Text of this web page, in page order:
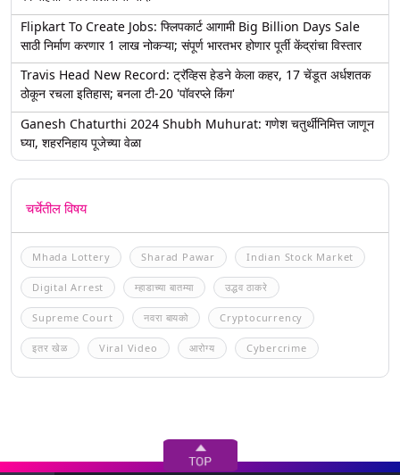
Flipkart To Create Jobs: फ्लिपकार्ट आगामी Big Billion Days Sale
साठी निर्माण करणार 1 लाख नोकऱ्या; संपूर्ण भारतभर होणार पूर्ती केंद्रांचा विस्तार
Travis Head New Record: ट्रॅव्हिस हेडने केला कहर, 17 चेंडूत अर्धशतक
ठोकून रचला इतिहास; बनला टी-20 'पॉवरप्ले किंग'
Ganesh Chaturthi 2024 Shubh Muhurat: गणेश चतुर्थीनिमित्त जाणून
घ्या, शहरनिहाय पूजेच्या वेळा
चर्चेतील विषय
Mhada Lottery Sharad Pawar Indian Stock Market
Digital Arrest म्हाडाच्या बातम्या उद्धव ठाकरे
Supreme Court नवरा बायको Cryptocurrency
इतर खेळ Viral Video आरोग्य Cybercrime